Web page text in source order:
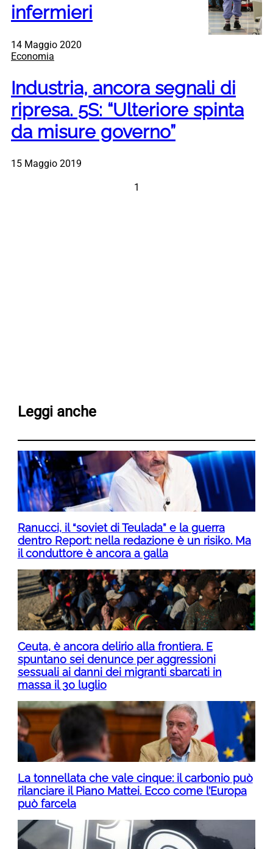
infermieri
14 Maggio 2020
Economia
Industria, ancora segnali di
ripresa. 5S: “Ulteriore spinta
da misure governo”
15 Maggio 2019
1
Leggi anche
Ranucci, il “soviet di Teulada” e la guerra
dentro Report: nella redazione è un risiko. Ma
il conduttore è ancora a galla
Ceuta, è ancora delirio alla frontiera. E
spuntano sei denunce per aggressioni
sessuali ai danni dei migranti sbarcati in
massa il 30 luglio
La tonnellata che vale cinque: il carbonio può
rilanciare il Piano Mattei. Ecco come l’Europa
può farcela